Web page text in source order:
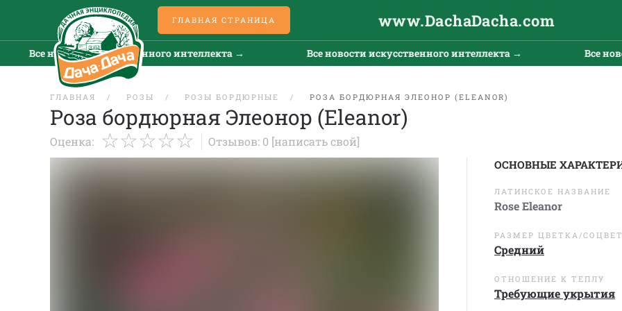
ГЛАВНАЯ СТРАНИЦА www.DachaDacha.com
новости искусственного интеллекта → Все новости искусственного интеллекта → Все новости
ГЛАВНАЯ РОЗЫ РОЗЫ БОРДЮРНЫЕ РОЗА БОРДЮРНАЯ ЭЛЕОНОР (ELEANOR)
Роза бордюрная Элеонор (Eleanor)
Оценка: Отзывов: 0 [написать свой]
ОСНОВНЫЕ
ЛАТИНСКОЕ НАЗВАНИЕ
Rose Eleanor
РАЗМЕР ЦВЕТКА/
Средний
ОТНОШЕНИЕ К ТЕПЛУ
Требующие укрытия